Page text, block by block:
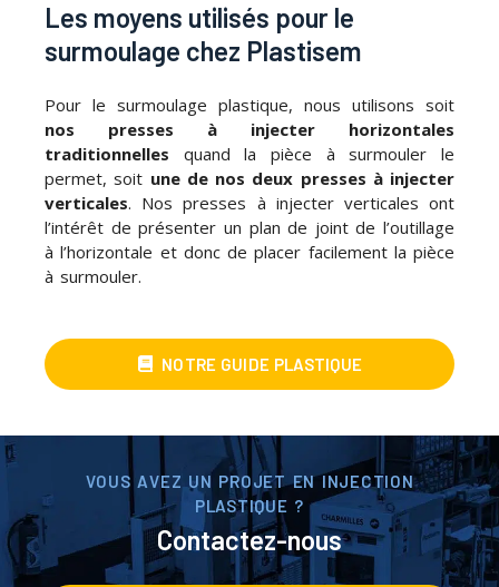
Les moyens utilisés pour le
surmoulage chez Plastisem
Pour le surmoulage plastique, nous utilisons soit
nos presses à injecter horizontales
traditionnelles quand la pièce à surmouler le
permet, soit une de nos deux presses à injecter
verticales. Nos presses à injecter verticales ont
l’intérêt de présenter un plan de joint de l’outillage
à l’horizontale et donc de placer facilement la pièce
à surmouler.
NOTRE GUIDE PLASTIQUE
VOUS AVEZ UN PROJET EN INJECTION
PLASTIQUE ?
Contactez-nous